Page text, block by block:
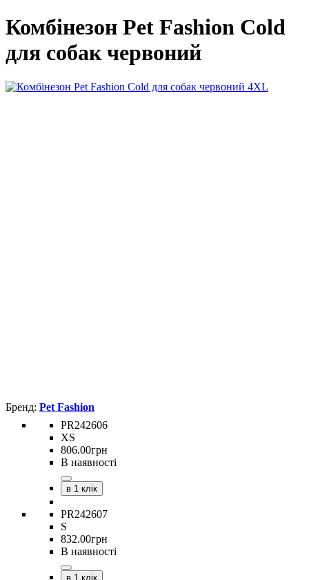
Комбінезон Pet Fashion Cold
для собак червоний
Pet Fashion
PR242606
XS
806.00грн
В наявності
в 1 клік
PR242607
S
832.00грн
В наявності
в 1 клік